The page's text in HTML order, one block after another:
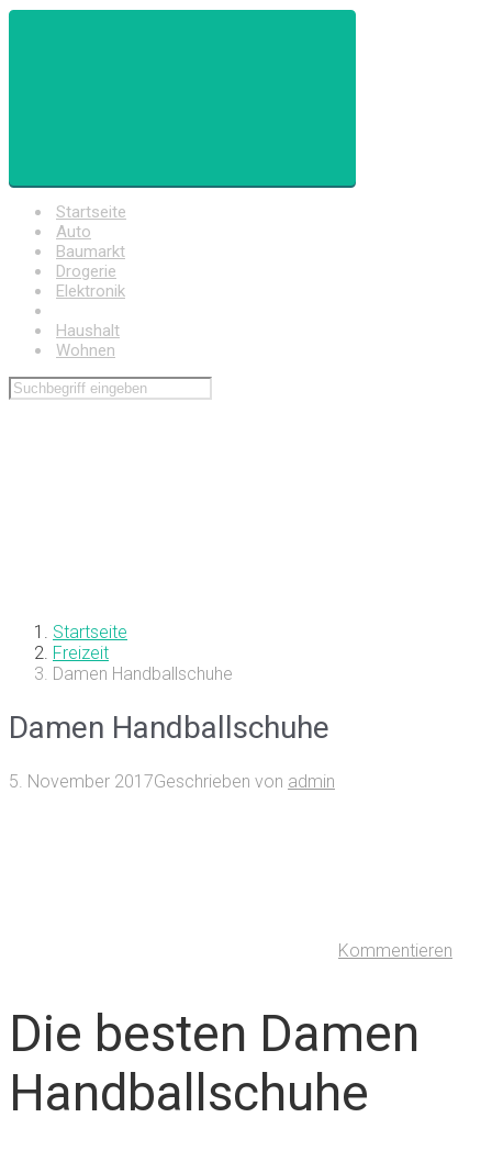
Startseite
Auto
Baumarkt
Drogerie
Elektronik
Haushalt
Wohnen
Startseite
Freizeit
Damen Handballschuhe
Damen Handballschuhe
5. November 2017Geschrieben von admin
Kommentieren
Die besten Damen
Handballschuhe